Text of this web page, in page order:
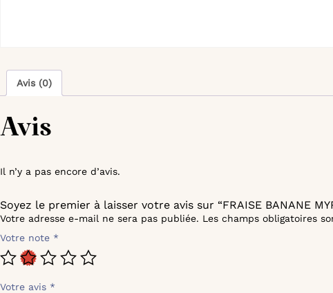
Avis (0)
Avis
Il n’y a pas encore d’avis.
Soyez le premier à laisser votre avis sur “FRAISE BANANE
Votre adresse e-mail ne sera pas publiée. Les champs obligatoires
Votre note *
Votre avis *